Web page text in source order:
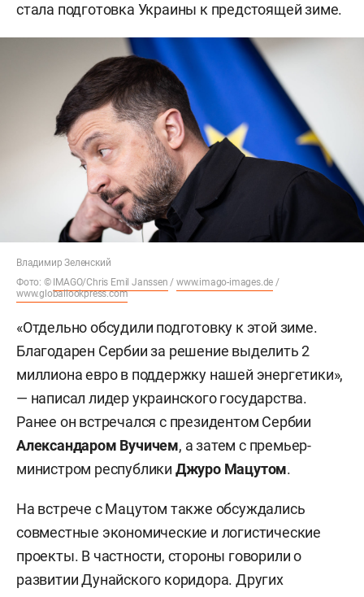
стала подготовка Украины к предстоящей зиме.
Владимир Зеленский
Фото: © IMAGO/Chris Emil Janssen /www.imago-images.de /
www.globallookpress.com
«Отдельно обсудили подготовку к этой зиме.
Благодарен Сербии за решение выделить 2
миллиона евро в поддержку нашей энергетики»,
— написал лидер украинского государства.
Ранее он встречался с президентом Сербии
Александаром Вучичем, а затем с премьер-
министром республики Джуро Мацутом.
На встрече с Мацутом также обсуждались
совместные экономические и логистические
проекты. В частности, стороны говорили о
развитии Дунайского коридора. Других